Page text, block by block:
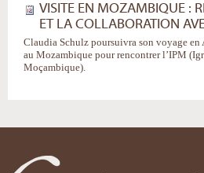
VISITE EN MOZAMBIQUE :
ET LA COLLABORATION
Claudia Schulz poursuivra son voyage en
au Mozambique pour rencontrer l’IPM
Moçambique).